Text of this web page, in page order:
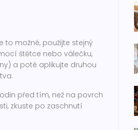
to možné, použijte stejný
štětce nebo válečku,
a poté aplikujte druhou
před tím, než na povrch
zkuste po zaschnutí